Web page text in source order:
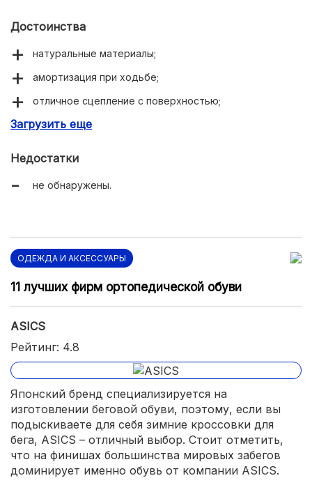
Достоинства
натуральные материалы;
амортизация при ходьбе;
отличное сцепление с поверхностью;
качественный утеплитель;
Загрузить еще
Недостатки
не обнаружены.
ОДЕЖДА И АКСЕССУАРЫ
11 лучших фирм ортопедической обуви
ASICS
Рейтинг: 4.8
Японский бренд специализируется на
изготовлении беговой обуви, поэтому, если вы
подыскиваете для себя зимние кроссовки для
бега, ASICS – отличный выбор. Стоит отметить,
что на финишах большинства мировых забегов
доминирует именно обувь от компании ASICS.